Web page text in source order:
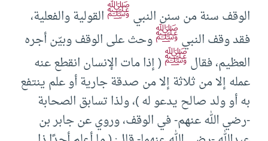
اﻟﻮﻗﻒ ﺳﻨﺔ ﻣﻦ ﺳﻨﻦ اﻟﻨﺒﻲﷺاﻟﻘﻮﻟﻴﺔ واﻟﻔﻌﻠﻴﺔ،
ﻓﻘﺪ وﻗﻒ اﻟﻨﺒﻲﷺوﺣﺚ ﻋﻠﻰ اﻟﻮﻗﻒ وﺑﻴّﻦ أﺟﺮه
اﻟﻌﻈﻴﻢ، ﻓﻘﺎلﷺ( إذا ﻣﺎت اﻹﻧﺴﺎن اﻧﻘﻄﻊ ﻋﻨﻪ
ﻋﻤﻠﻪ إﻻ ﻣﻦ ﺛﻼﺛﺔ إﻻ ﻣﻦ ﺻﺪﻗﺔ ﺟﺎرﻳﺔ أو ﻋﻠﻢ ﻳﻨﺘﻔﻊ
ﺑﻪ أو وﻟﺪ ﺻﺎﻟﺢ ﻳﺪﻋﻮ ﻟﻪ )، وﻟﺬا ﺗﺴﺎﺑﻖ اﻟﺼﺤﺎﺑﺔ
-رضي الله عنهم- ﻓﻲ اﻟﻮﻗﻒ، وروي ﻋﻦ ﺟﺎﺑﺮ ﺑﻦ